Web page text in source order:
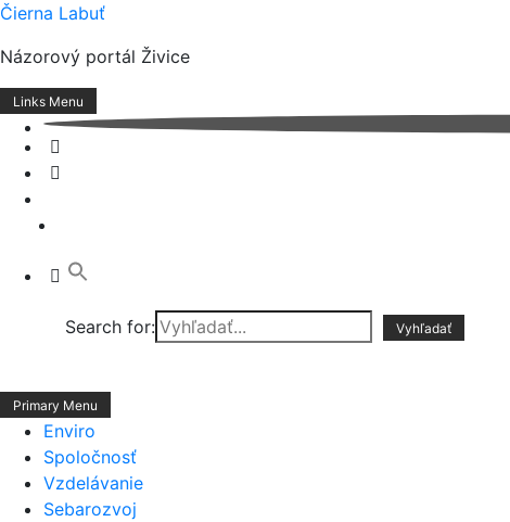
Skip
content
Čierna Labuť
Názorový portál Živice
Links Menu
Search for:
Primary Menu
Enviro
Spoločnosť
Vzdelávanie
Sebarozvoj